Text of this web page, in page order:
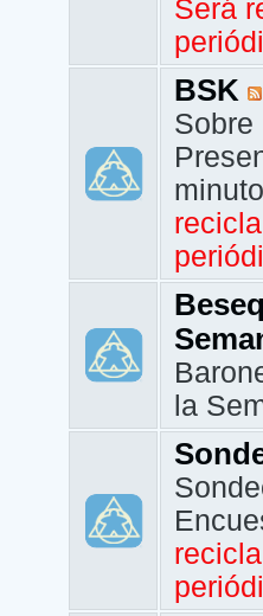
Será
BSK
Sobre
la